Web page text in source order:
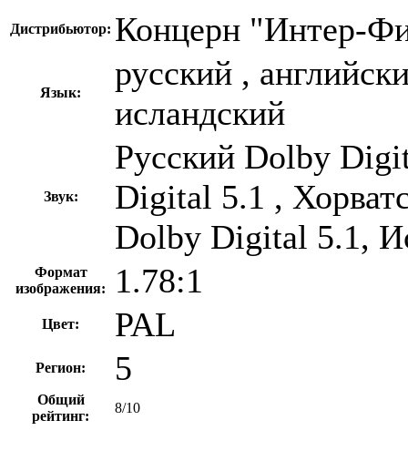
Дистрибьютор: Концерн "Интер-
Язык:
русский ,
исландский
Звук:
Русский Dolby
Digital 5.1 ,
Dolby Digital 5.1,
Формат
изображения:
1.78:1
Цвет: PAL
Регион: 5
Общий
рейтинг:
8/10